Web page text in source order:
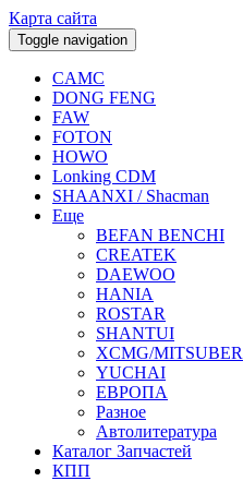
Карта сайта
Toggle navigation
CAMC
DONG FENG
FAW
FOTON
HOWO
Lonking CDM
SHAANXI / Shacman
Еще
BEFAN BENCHI
CREATEK
DAEWOO
HANIA
ROSTAR
SHANTUI
XCMG/MITSUBER
YUCHAI
ЕВРОПА
Разное
Aвтолитература
Каталог Запчастей
КПП